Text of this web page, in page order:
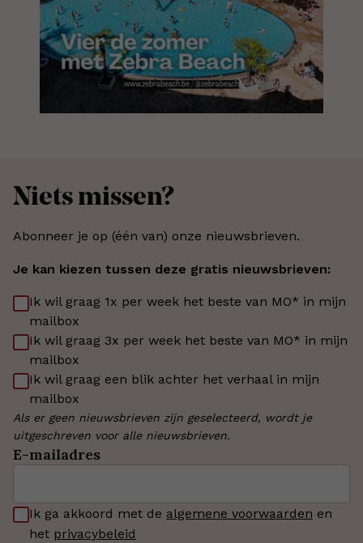
Niets missen?
Abonneer je op (één van) onze nieuwsbrieven.
Je kan kiezen tussen deze gratis nieuwsbrieven:
Ik wil graag 1x per week het beste van MO* in mijn
mailbox
Ik wil graag 3x per week het beste van MO* in mijn
mailbox
Ik wil graag een blik achter het verhaal in mijn
mailbox
Als er geen nieuwsbrieven zijn geselecteerd, wordt je
uitgeschreven voor alle nieuwsbrieven.
E-mailadres
Ik ga akkoord met de algemene voorwaarden en
het privacybeleid